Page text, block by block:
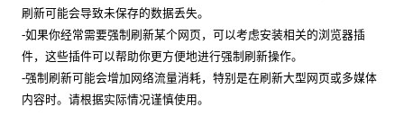
刷新可能会导致未保存的数据丢失。
-如果你经常需要强制刷新某个网页，可以考虑安装相关的浏览器插
件，这些插件可以帮助你更方便地进行强制刷新操作。
-强制刷新可能会增加网络流量消耗，特别是在刷新大型网页或多媒体
内容时。请根据实际情况谨慎使用。